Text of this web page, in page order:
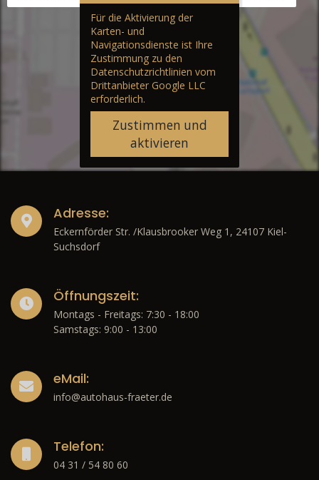
Für die Aktivierung der
Karten- und
Navigationsdienste ist Ihre
Zustimmung zu den
Datenschutzrichtlinien vom
Drittanbieter Google LLC
erforderlich.
Zustimmen und
aktivieren
Adresse:
Eckernförder Str. /Klausbrooker Weg 1, 24107 Kiel-
Suchsdorf
Öffnungszeit:
Montags - Freitags: 7:30 - 18:00
Samstags: 9:00 - 13:00
eMail:
info@autohaus-fraeter.de
Telefon:
04 31 / 54 80 60